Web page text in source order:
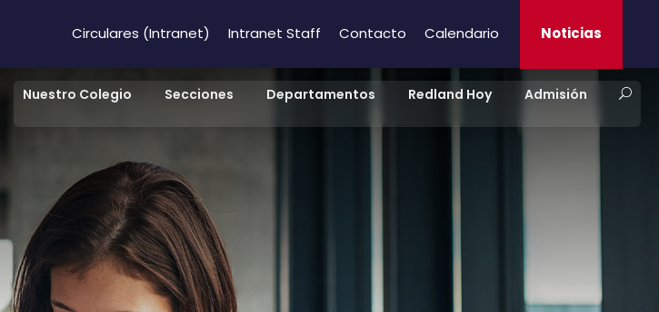
Circulares (Intranet) Intranet Staff Contacto Calendario Noticias
Nuestro Colegio Secciones Departamentos Redland Hoy Admisión